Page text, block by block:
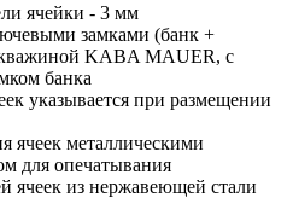
ячейки - 3 мм
замками (банк +
KABA MAUER, с
банка
указывается при размещении
ячеек металлическими
для опечатывания
ячеек из нержавеющей стали